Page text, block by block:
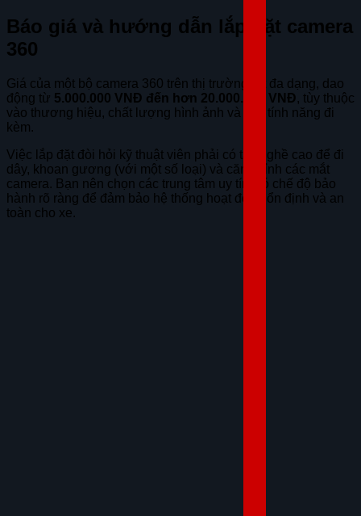
Báo giá và hướng dẫn lắp đặt camera
360
Giá của một bộ camera 360 trên thị trường rất đa dạng, dao
động từ 5.000.000 VNĐ đến hơn 20.000.000 VNĐ, tùy thuộc
vào thương hiệu, chất lượng hình ảnh và các tính năng đi
kèm.
Việc lắp đặt đòi hỏi kỹ thuật viên phải có tay nghề cao để đi
dây, khoan gương (với một số loại) và căn chỉnh các mắt
camera. Bạn nên chọn các trung tâm uy tín, có chế độ bảo
hành rõ ràng để đảm bảo hệ thống hoạt động ổn định và an
toàn cho xe.